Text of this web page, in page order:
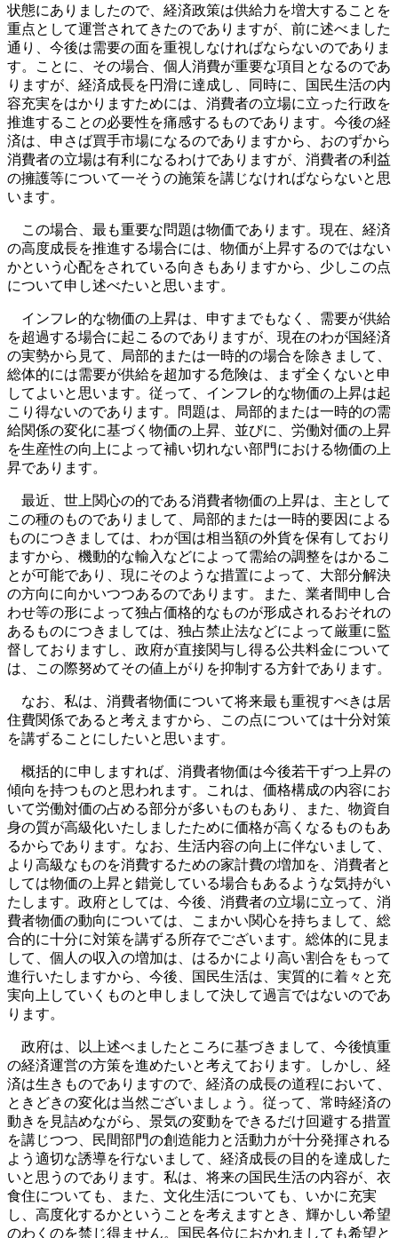
状態にありましたので、経済政策は供給力を増大することを
重点として運営されてきたのでありますが、前に述べました
通り、今後は需要の面を重視しなければならないのでありま
す。ことに、その場合、個人消費が重要な項目となるのであ
りますが、経済成長を円滑に達成し、同時に、国民生活の内
容充実をはかりますためには、消費者の立場に立った行政を
推進することの必要性を痛感するものであります。今後の経
済は、申さば買手市場になるのでありますから、おのずから
消費者の立場は有利になるわけでありますが、消費者の利益
の擁護等について一そうの施策を講じなければならないと思
います。
この場合、最も重要な問題は物価であります。現在、経済
の高度成長を推進する場合には、物価が上昇するのではない
かという心配をされている向きもありますから、少しこの点
について申し述べたいと思います。
インフレ的な物価の上昇は、申すまでもなく、需要が供給
を超過する場合に起こるのでありますが、現在のわが国経済
の実勢から見て、局部的または一時的の場合を除きまして、
総体的には需要が供給を超加する危険は、まず全くないと申
してよいと思います。従って、インフレ的な物価の上昇は起
こり得ないのであります。問題は、局部的または一時的の需
給関係の変化に基づく物価の上昇、並びに、労働対価の上昇
を生産性の向上によって補い切れない部門における物価の上
昇であります。
最近、世上関心の的である消費者物価の上昇は、主として
この種のものでありまして、局部的または一時的要因による
ものにつきましては、わが国は相当額の外貨を保有しており
ますから、機動的な輸入などによって需給の調整をはかるこ
とが可能であり、現にそのような措置によって、大部分解決
の方向に向かいつつあるのであります。また、業者間申し合
わせ等の形によって独占価格的なものが形成されるおそれの
あるものにつきましては、独占禁止法などによって厳重に監
督しておりますし、政府が直接関与し得る公共料金について
は、この際努めてその値上がりを抑制する方針であります。
なお、私は、消費者物価について将来最も重視すべきは居
住費関係であると考えますから、この点については十分対策
を講ずることにしたいと思います。
概括的に申しますれば、消費者物価は今後若干ずつ上昇の
傾向を持つものと思われます。これは、価格構成の内容にお
いて労働対価の占める部分が多いものもあり、また、物資自
身の質が高級化いたしましたために価格が高くなるものもあ
るからであります。なお、生活内容の向上に伴ないまして、
より高級なものを消費するための家計費の増加を、消費者と
しては物価の上昇と錯覚している場合もあるような気持がい
たします。政府としては、今後、消費者の立場に立って、消
費者物価の動向については、こまかい関心を持ちまして、総
合的に十分に対策を講ずる所存でございます。総体的に見ま
して、個人の収入の増加は、はるかにより高い割合をもって
進行いたしますから、今後、国民生活は、実質的に着々と充
実向上していくものと申しまして決して過言ではないのであ
ります。
政府は、以上述べましたところに基づきまして、今後慎重
の経済運営の方策を進めたいと考えております。しかし、経
済は生きものでありますので、経済の成長の道程において、
ときどきの変化は当然ございましょう。従って、常時経済の
動きを見詰めながら、景気の変動をできるだけ回避する措置
を講じつつ、民間部門の創造能力と活動力が十分発揮される
よう適切な誘導を行ないまして、経済成長の目的を達成した
いと思うのであります。私は、将来の国民生活の内容が、衣
食住についても、また、文化生活についても、いかに充実
し、高度化するかということを考えますとき、輝かしい希望
のわくのを禁じ得ません。国民各位におかれましても希望と